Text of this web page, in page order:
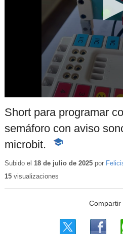
Short para programar
semáforo con aviso
microbit.
-
educativo
Subido el 18 de julio de 2025por
15visualizaciones